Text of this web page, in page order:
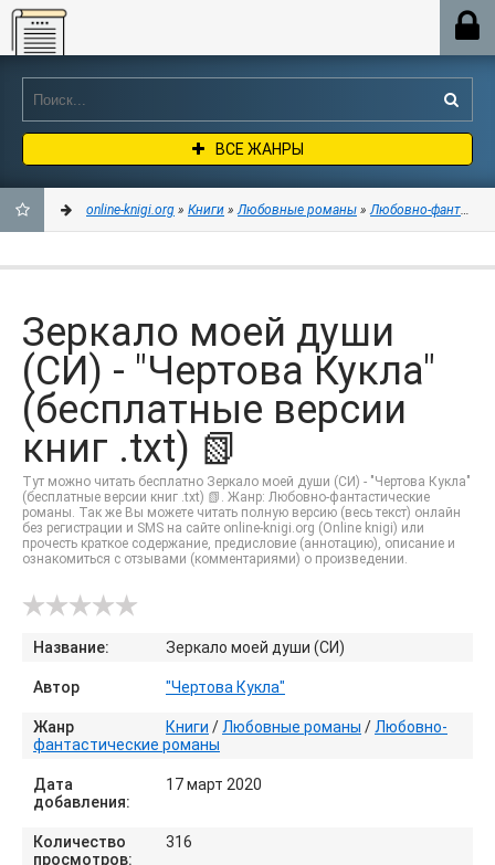
Online-knigi.org
ВСЕ ЖАНРЫ
ЗАКЛАДКИ
online-knigi.org » Книги »Любовные романы »Любовно-
Зеркало моей души
(СИ) - "Чертова Кукла"
(бесплатные версии
книг .txt) 📗
Тут можно читать бесплатно Зеркало моей души (СИ) - "Чертова Кукла"
(бесплатные версии книг .txt) 📗. Жанр: Любовно-фантастические
романы. Так же Вы можете читать полную версию (весь текст) онлайн
без регистрации и SMS на сайте online-knigi.org (Online knigi) или
прочесть краткое содержание, предисловие (аннотацию), описание и
ознакомиться с отзывами (комментариями) о произведении.
Название: Зеркало моей души (СИ)
Автор "Чертова Кукла"
Жанр Книги / Любовные романы / Любовно-
фантастические романы
Дата
добавления:
17 март 2020
Количество
просмотров:
316